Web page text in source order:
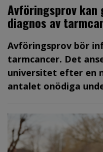
Avföringsprov
diagnos av
Avföringsprov bör
tarmcancer. Det
universitet efter en
antalet onödiga